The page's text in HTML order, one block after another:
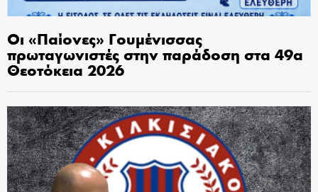
Οι «Παίονες» Γουμένισσας
πρωταγωνιστές στην παράδοση στα 49α
Θεοτόκεια 2026